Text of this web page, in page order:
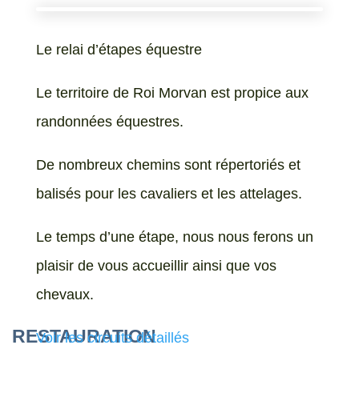
Le relai d’étapes équestre
Le territoire de Roi Morvan est propice aux
randonnées équestres.
De nombreux chemins sont répertoriés et
balisés pour les cavaliers et les attelages.
Le temps d’une étape, nous nous ferons un
plaisir de vous accueillir ainsi que vos
chevaux.
Voir les circuits détaillés
RESTAURATION